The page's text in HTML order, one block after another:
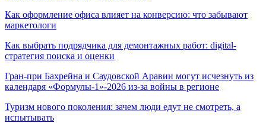
Как оформление офиса влияет на конверсию: что забывают
маркетологи
Как выбрать подрядчика для демонтажных работ: digital-
стратегия поиска и оценки
Гран-при Бахрейна и Саудовской Аравии могут исчезнуть из
календаря «Формулы-1»-2026 из-за войны в регионе
Туризм нового поколения: зачем люди едут не смотреть, а
испытывать